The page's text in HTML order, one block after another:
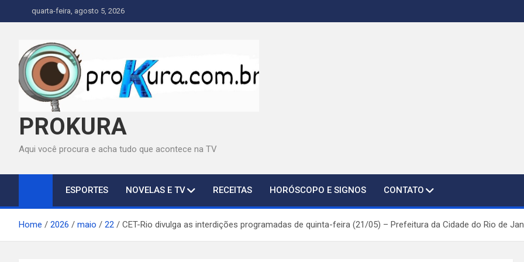
to
quarta-feira, agosto 5, 2026
PROKURA
Aqui você procura e acha tudo que acontece na TV
ESPORTES NOVELAS E TV RECEITAS HORÓSCOPO E SIGNOS CONTATO
Home 2026 maio 22 CET-Rio divulga as interdições programadas de quinta-feira (21/05) – Prefeitura da Cidade do Rio de